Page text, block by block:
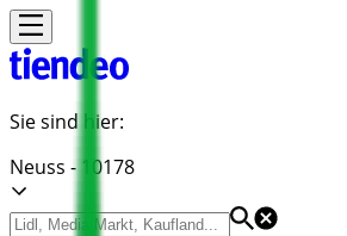
Sie sind hier:
Neuss - 10178